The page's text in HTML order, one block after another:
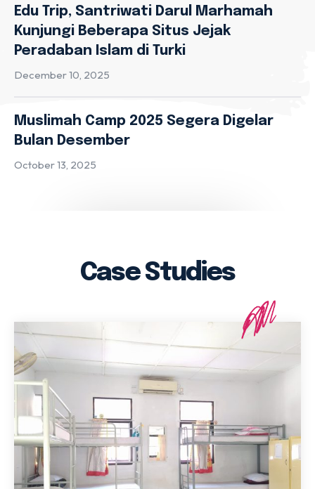
Edu Trip, Santriwati Darul Marhamah
Kunjungi Beberapa Situs Jejak
Peradaban Islam di Turki
December 10, 2025
Muslimah Camp 2025 Segera Digelar
Bulan Desember
October 13, 2025
Case Studies